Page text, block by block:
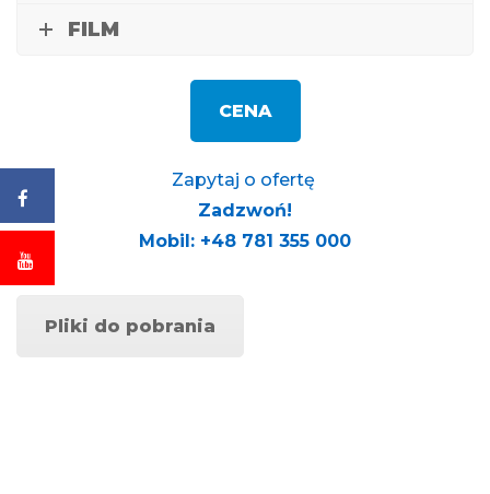
FILM
CENA
Zapytaj o ofertę
Zadzwoń!
Mobil: +48 781 355 000
Pliki do pobrania